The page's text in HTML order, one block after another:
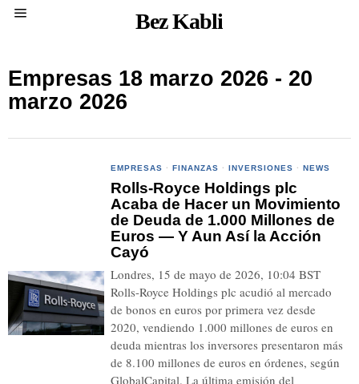
Bez Kabli
Empresas 18 marzo 2026 - 20
marzo 2026
EMPRESAS · FINANZAS · INVERSIONES · NEWS
Rolls-Royce Holdings plc
Acaba de Hacer un Movimiento
de Deuda de 1.000 Millones de
Euros — Y Aun Así la Acción
Cayó
Londres, 15 de mayo de 2026, 10:04 BST
Rolls-Royce Holdings plc acudió al mercado
de bonos en euros por primera vez desde
2020, vendiendo 1.000 millones de euros en
deuda mientras los inversores presentaron más
de 8.100 millones de euros en órdenes, según
GlobalCapital. La última emisión del